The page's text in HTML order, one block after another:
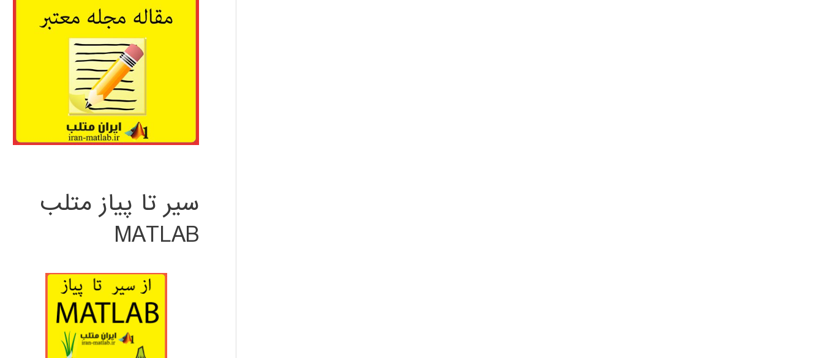
سیر تا پیاز متلب
MATLAB